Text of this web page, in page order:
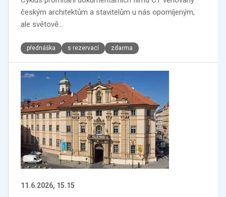
českým architektům a stavitelům u nás opomíjeným,
ale světově…
přednáška s rezervací zdarma
11.6.2026, 15.15